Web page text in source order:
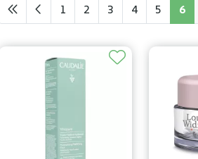
1 2 3 4 5 6